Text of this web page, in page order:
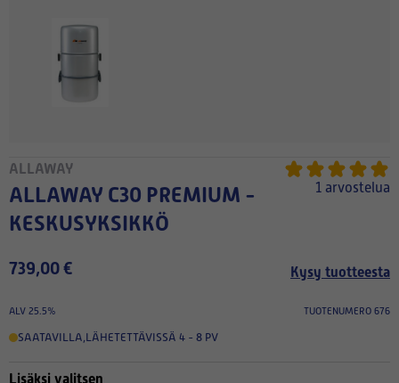
ALLAWAY
ALLAWAY C30 PREMIUM -
KESKUSYKSIKKÖ
1 arvostelua
739,00 € Kysy tuotteesta
ALV 25.5% TUOTENUMERO 676
SAATAVILLA,LÄHETETTÄVISSÄ 4 - 8 PV
Lisäksi valitsen